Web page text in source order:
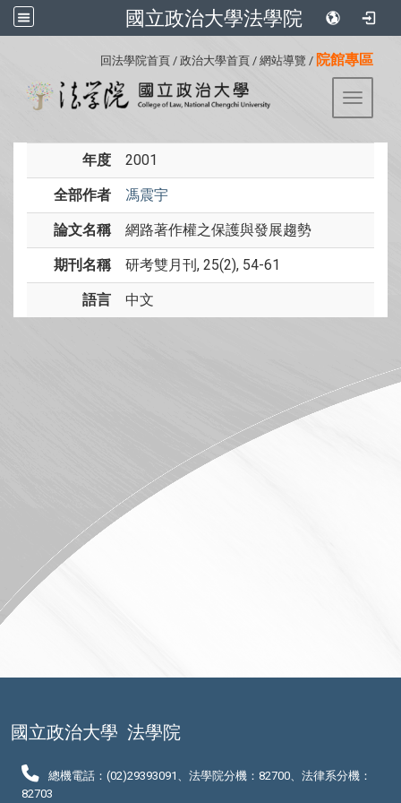
國立政治大學法學院
回法學院首頁 / 政治大學首頁 / 網站導覽 / 院館專區
Toggle
年度 2001
全部作者 馮震宇
論文名稱 網路著作權之保護與發展趨勢
期刊名稱 研考雙月刊, 25(2), 54-61
語言 中文
國立政治大學 法學院
總機電話：(02)29393091、法學院分機：82700、法律系分機：
82703